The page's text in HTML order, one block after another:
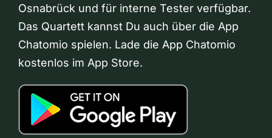
Osnabrück und für interne Tester verfügbar.
Das Quartett kannst Du auch über die App
Chatomio spielen. Lade die App Chatomio
kostenlos im App Store.